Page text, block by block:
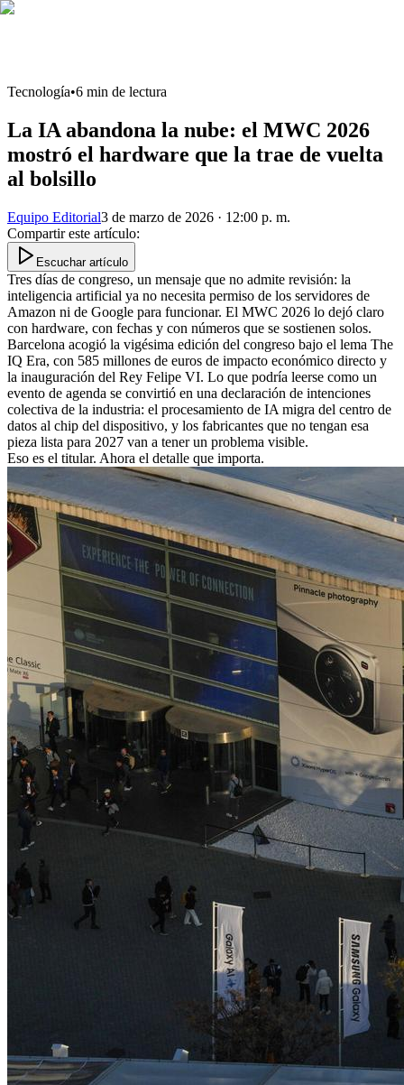
Tecnología•6 min de lectura
La IA abandona la nube: el MWC 2026
mostró el hardware que la trae de vuelta
al bolsillo
Equipo Editorial3 de marzo de 2026 · 12:00 p. m.
Compartir este artículo:
Escuchar artículo
Tres días de congreso, un mensaje que no admite revisión: la
inteligencia artificial ya no necesita permiso de los servidores de
Amazon ni de Google para funcionar. El MWC 2026 lo dejó claro
con hardware, con fechas y con números que se sostienen solos.
Barcelona acogió la vigésima edición del congreso bajo el lema The
IQ Era, con 585 millones de euros de impacto económico directo y
la inauguración del Rey Felipe VI. Lo que podría leerse como un
evento de agenda se convirtió en una declaración de intenciones
colectiva de la industria: el procesamiento de IA migra del centro de
datos al chip del dispositivo, y los fabricantes que no tengan esa
pieza lista para 2027 van a tener un problema visible.
Eso es el titular. Ahora el detalle que importa.